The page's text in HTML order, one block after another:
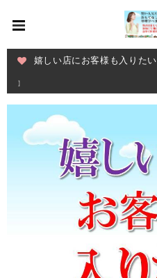
嬉しい店にお客様も入りたい
】